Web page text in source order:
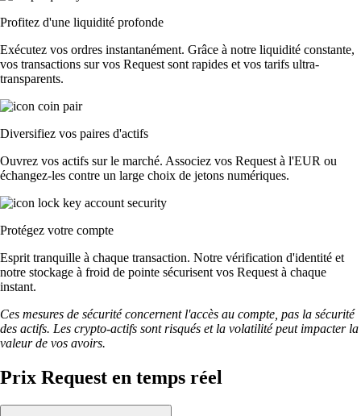
Profitez d'une liquidité profonde
Exécutez vos ordres instantanément. Grâce à notre liquidité constante,
vos transactions sur vos Request sont rapides et vos tarifs ultra-
transparents.
Diversifiez vos paires d'actifs
Ouvrez vos actifs sur le marché. Associez vos Request à l'EUR ou
échangez-les contre un large choix de jetons numériques.
Protégez votre compte
Esprit tranquille à chaque transaction. Notre vérification d'identité et
notre stockage à froid de pointe sécurisent vos Request à chaque
instant.
Ces mesures de sécurité concernent l'accès au compte, pas la sécurité
des actifs. Les crypto-actifs sont risqués et la volatilité peut impacter la
valeur de vos avoirs.
Prix Request en temps réel